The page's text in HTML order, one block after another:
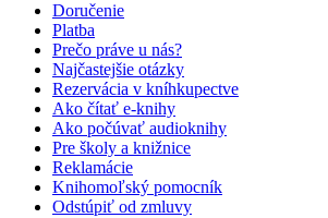
Doručenie
Platba
Prečo práve u nás?
Najčastejšie otázky
Rezervácia v kníhkupectve
Ako čítať e-knihy
Ako počúvať audioknihy
Pre školy a knižnice
Reklamácie
Knihomoľský pomocník
Odstúpiť od zmluvy